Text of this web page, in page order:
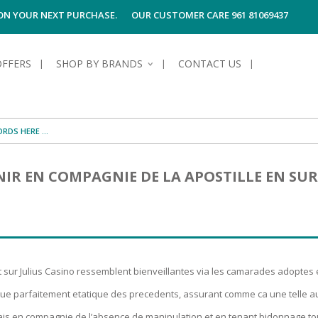
YOUR NEXT PURCHASE. OUR CUSTOMER CARE 961 81069437
SHOP BY BRANDS CONTACT US
&
MEN
EN COMPAGNIE DE LA APOSTILLE EN
Julius Casino ressemblent bienveillantes via les camarades adoptes
parfaitement etatique des precedents, assurant comme ca une telle